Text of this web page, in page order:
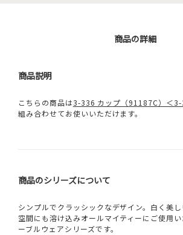
商品の詳細
商品説明
こちらの商品は3-336 カップ（91187C）＜
組み合わせてお使いいただけます。
商品のシリーズについて
シンプルでクラッシックなデザイン。白く美
空間にも溶け込みオールマイティーにご使用
ーブルウェアシリーズです。